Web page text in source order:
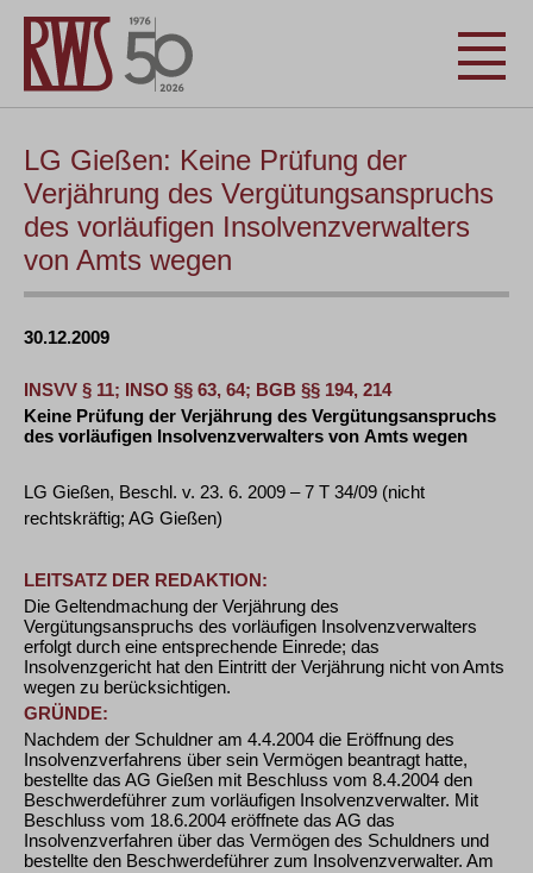
LG Gießen: Keine Prüfung der
Verjährung des Vergütungsanspruchs
des vorläufigen Insolvenzverwalters
von Amts wegen
30.12.2009
INSVV § 11; INSO §§ 63, 64; BGB §§ 194, 214
Keine Prüfung der Verjährung des Vergütungsanspruchs
des vorläufigen Insolvenzverwalters von Amts wegen
LG Gießen, Beschl. v. 23. 6. 2009 – 7 T 34/09 (nicht
rechtskräftig; AG Gießen)
LEITSATZ DER REDAKTION:
Die Geltendmachung der Verjährung des
Vergütungsanspruchs des vorläufigen Insolvenzverwalters
erfolgt durch eine entsprechende Einrede; das
Insolvenzgericht hat den Eintritt der Verjährung nicht von Amts
wegen zu berücksichtigen.
GRÜNDE:
Nachdem der Schuldner am 4.4.2004 die Eröffnung des
Insolvenzverfahrens über sein Vermögen beantragt hatte,
bestellte das AG Gießen mit Beschluss vom 8.4.2004 den
Beschwerdeführer zum vorläufigen Insolvenzverwalter. Mit
Beschluss vom 18.6.2004 eröffnete das AG das
Insolvenzverfahren über das Vermögen des Schuldners und
bestellte den Beschwerdeführer zum Insolvenzverwalter. Am